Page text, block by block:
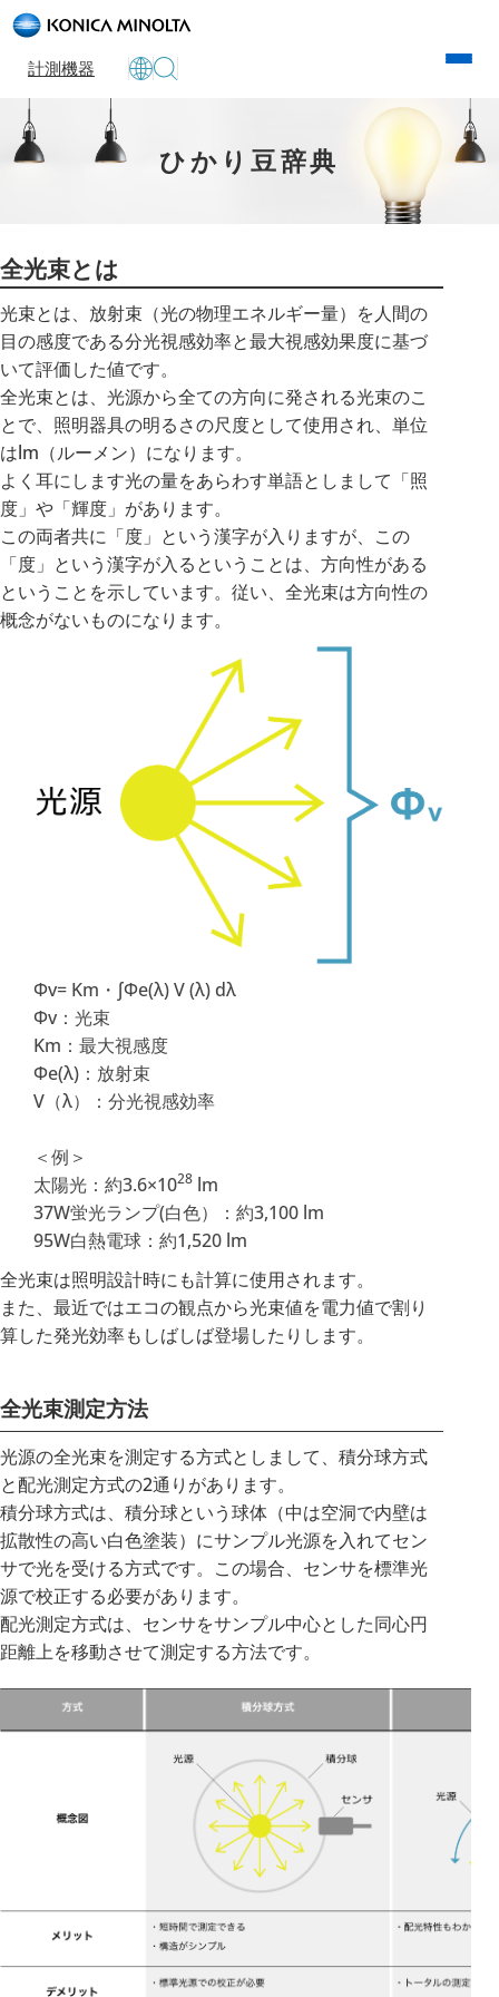
計測機器
ひかり豆辞典
全光束とは
光束とは、放射束（光の物理エネルギー量）を人間の
目の感度である分光視感効率と最大視感効果度に基づ
いて評価した値です。
全光束とは、光源から全ての方向に発される光束のこ
とで、照明器具の明るさの尺度として使用され、単位
はlm（ルーメン）になります。
よく耳にします光の量をあらわす単語としまして「照
度」や「輝度」があります。
この両者共に「度」という漢字が入りますが、この
「度」という漢字が入るということは、方向性がある
ということを示しています。従い、全光束は方向性の
概念がないものになります。
Φv= Km・∫Φe(λ) V (λ) dλ
Φv：光束
Km：最大視感度
Φe(λ)：放射束
V（λ）：分光視感効率
＜例＞
太陽光：約3.6×1028 lm
37W蛍光ランプ(白色）：約3,100 lm
95W白熱電球：約1,520 lm
全光束は照明設計時にも計算に使用されます。
また、最近ではエコの観点から光束値を電力値で割り
算した発光効率もしばしば登場したりします。
全光束測定方法
光源の全光束を測定する方式としまして、積分球方式
と配光測定方式の2通りがあります。
積分球方式は、積分球という球体（中は空洞で内壁は
拡散性の高い白色塗装）にサンプル光源を入れてセン
サで光を受ける方式です。この場合、センサを標準光
源で校正する必要があります。
配光測定方式は、センサをサンプル中心とした同心円
距離上を移動させて測定する方法です。